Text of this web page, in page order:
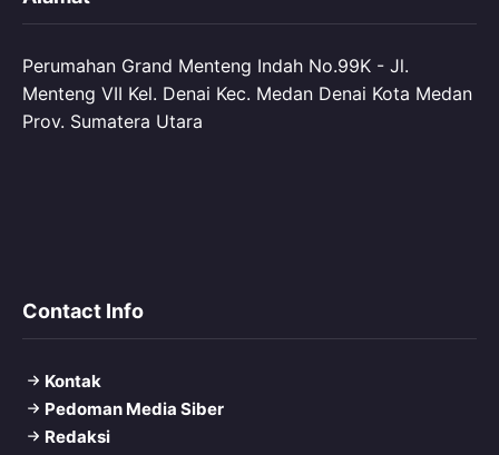
Perumahan Grand Menteng Indah No.99K - Jl.
Menteng VII Kel. Denai Kec. Medan Denai Kota Medan
Prov. Sumatera Utara
Contact Info
Kontak
Pedoman Media Siber
Redaksi